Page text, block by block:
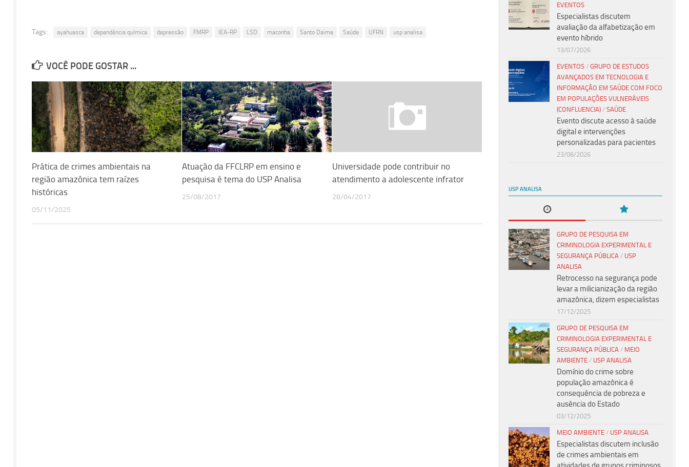
Tags: ayahuasca dependência química depressão FMRP IEA-RP LSD maconha Santo Daime Saúde UFRN usp analisa
VOCÊ PODE GOSTAR ...
Prática de crimes ambientais na
região amazônica tem raízes
históricas
05/11/2025
Atuação da FFCLRP em ensino e
pesquisa é tema do USP Analisa
25/08/2017
Universidade pode contribuir no
atendimento a adolescente infrator
28/04/2017
EVENTOS
Especialistas discutem
avaliação da alfabetização em
evento híbrido
13/07/2026
EVENTOS / GRUPO DE ESTUDOS
AVANÇADOS EM TECNOLOGIA E
INFORMAÇÃO EM SAÚDE COM FOCO
EM POPULAÇÕES VULNERÁVEIS
(CONFLUENCIA) / SAÚDE
Evento discute acesso à saúde
digital e intervenções
personalizadas para pacientes
23/06/2026
USP ANALISA
GRUPO DE PESQUISA EM
CRIMINOLOGIA EXPERIMENTAL E
SEGURANÇA PÚBLICA / USP
ANALISA
Retrocesso na segurança pode
levar a milicianização da região
amazônica, dizem especialistas
17/12/2025
GRUPO DE PESQUISA EM
CRIMINOLOGIA EXPERIMENTAL E
SEGURANÇA PÚBLICA / MEIO
AMBIENTE / USP ANALISA
Domínio do crime sobre
população amazônica é
consequência de pobreza e
ausência do Estado
03/12/2025
MEIO AMBIENTE / USP ANALISA
Especialistas discutem inclusão
de crimes ambientais em